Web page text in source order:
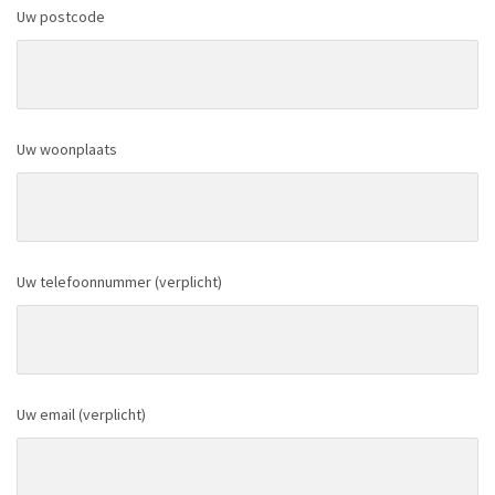
Uw postcode
Uw woonplaats
Uw telefoonnummer (verplicht)
Uw email (verplicht)